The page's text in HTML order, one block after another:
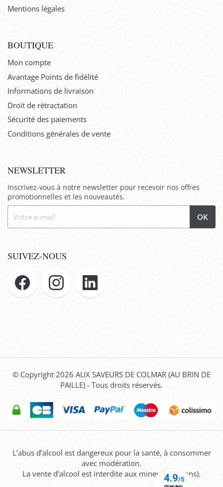
Mentions légales
BOUTIQUE
Mon compte
Avantage Points de fidélité
Informations de livraison
Droit de rétractation
Sécurité des paiements
Conditions générales de vente
NEWSLETTER
Inscrivez-vous à notre newsletter pour recevoir nos offres
promotionnelles et les nouveautés.
OK
SUIVEZ-NOUS
© Copyright 2026 AUX SAVEURS DE COLMAR (AU BRIN DE
PAILLE) - Tous droits réservés.
L’abus d’alcool est dangereux pour la santé, à consommer
avec modération.
La vente d’alcool est interdite aux mineurs (-18 ans).